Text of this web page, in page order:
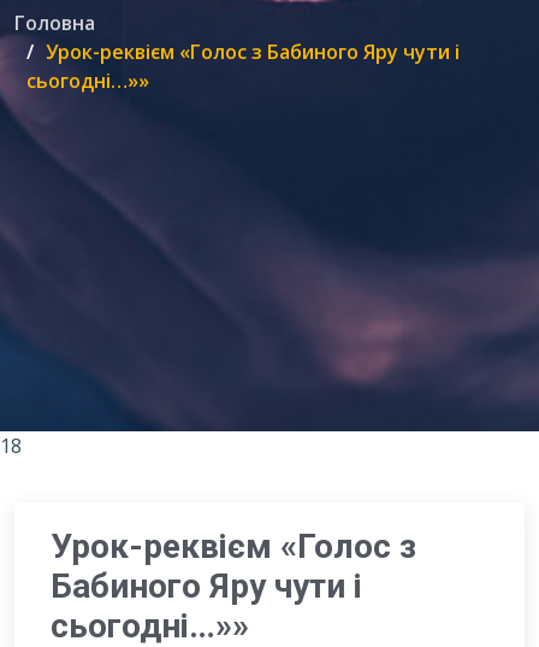
Головна
Урок-реквієм «Голос з Бабиного Яру чути і
сьогодні…»»
18
Урок-реквієм «Голос з
Бабиного Яру чути і
сьогодні…»»